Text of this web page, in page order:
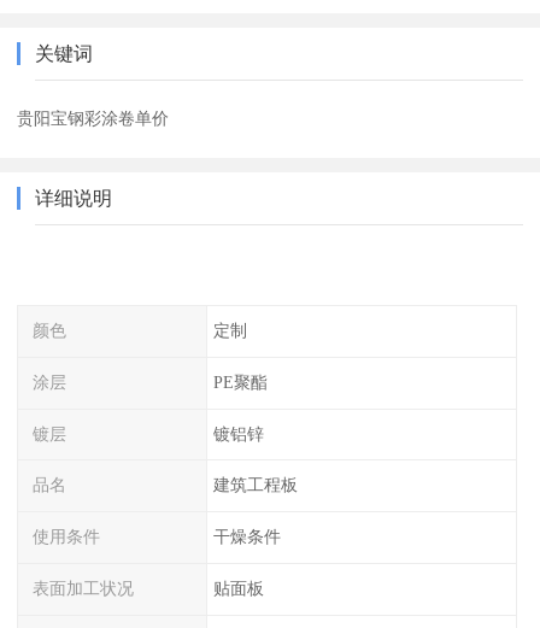
关键词
贵阳宝钢彩涂卷单价
详细说明
颜色 定制
涂层 PE聚酯
镀层 镀铝锌
品名 建筑工程板
使用条件 干燥条件
表面加工状况 贴面板